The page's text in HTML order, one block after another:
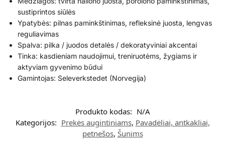
sustiprintos siūlės
Ypatybės: pilnas paminkštinimas, refleksinė juosta, lengvas
reguliavimas
Spalva: pilka / juodos detalės / dekoratyviniai akcentai
Tinka: kasdieniam naudojimui, treniruotėms, žygiams ir
aktyviam gyvenimo būdui
Gamintojas: Seleverkstedet (Norvegija)
Produkto kodas: N/A
Kategorijos: Prekės augintiniams, Pavadėliai, antkakliai,
petnešos, Šunims